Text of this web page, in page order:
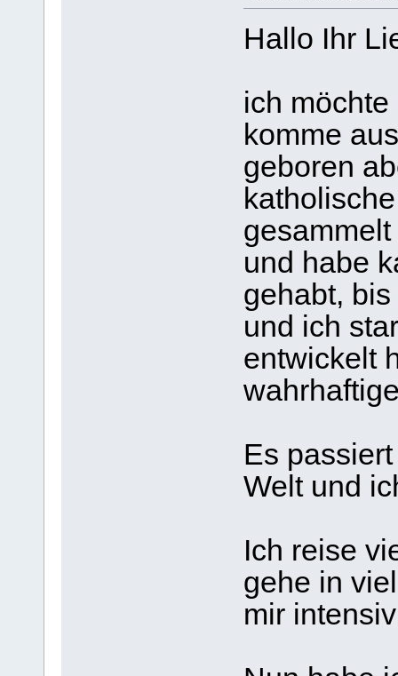
Hallo Ihr
ich
komme
geboren
und habe
gehabt,
und ich
entwickelt
Es
Welt und
Ich reise
gehe in
mir